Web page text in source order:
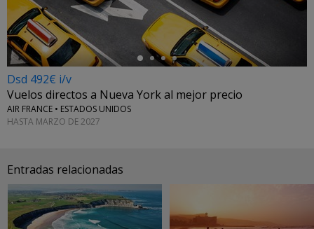
Dsd 492€ i/v
Vuelos directos a Nueva York al mejor precio
AIR FRANCE • ESTADOS UNIDOS
HASTA MARZO DE 2027
Entradas relacionadas